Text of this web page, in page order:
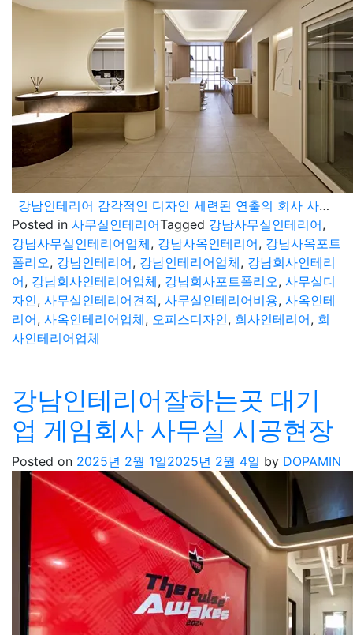
강남인테리어 감각적인 디자인 세련된 연출의 회사 사옥 포트폴리오
Posted in 사무실인테리어Tagged 강남사무실인테리어,
강남사무실인테리어업체, 강남사옥인테리어, 강남사옥포트
폴리오, 강남인테리어, 강남인테리어업체, 강남회사인테리
어, 강남회사인테리어업체, 강남회사포트폴리오, 사무실디
자인, 사무실인테리어견적, 사무실인테리어비용, 사옥인테
리어, 사옥인테리어업체, 오피스디자인, 회사인테리어, 회
사인테리어업체
강남인테리어잘하는곳 대기
업 게임회사 사무실 시공현장
Posted on 2025년 2월 1일2025년 2월 4일 by DOPAMIN